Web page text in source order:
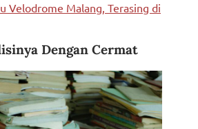
Velodrome Malang, Terasing di
Dengan Cermat